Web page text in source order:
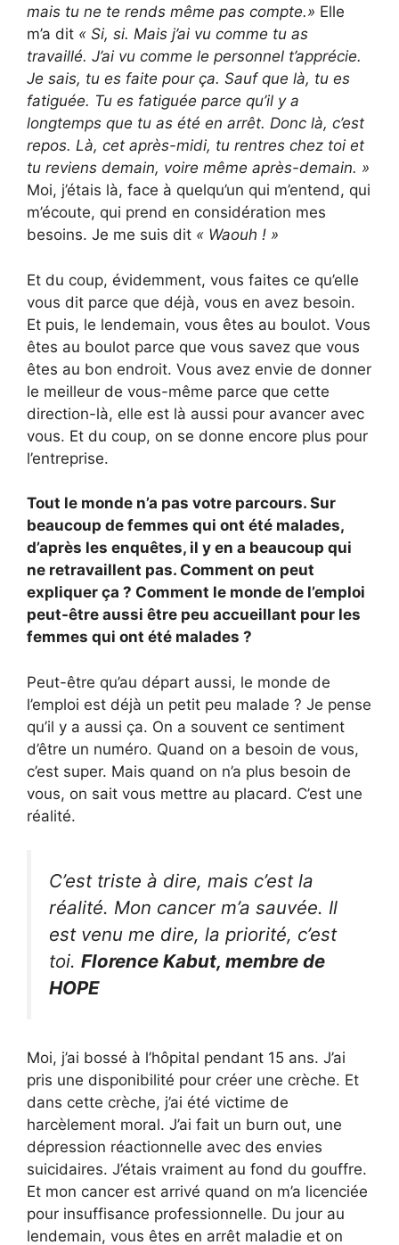
mais tu ne te rends même pas compte.» Elle
m’a dit « Si, si. Mais j’ai vu comme tu as
travaillé. J’ai vu comme le personnel t’apprécie.
Je sais, tu es faite pour ça. Sauf que là, tu es
fatiguée. Tu es fatiguée parce qu’il y a
longtemps que tu as été en arrêt. Donc là, c’est
repos. Là, cet après-midi, tu rentres chez toi et
tu reviens demain, voire même après-demain. »
Moi, j’étais là, face à quelqu’un qui m’entend, qui
m’écoute, qui prend en considération mes
besoins. Je me suis dit « Waouh ! »
Et du coup, évidemment, vous faites ce qu’elle
vous dit parce que déjà, vous en avez besoin.
Et puis, le lendemain, vous êtes au boulot. Vous
êtes au boulot parce que vous savez que vous
êtes au bon endroit. Vous avez envie de donner
le meilleur de vous-même parce que cette
direction-là, elle est là aussi pour avancer avec
vous. Et du coup, on se donne encore plus pour
l’entreprise.
Tout le monde n’a pas votre parcours. Sur
beaucoup de femmes qui ont été malades,
d’après les enquêtes, il y en a beaucoup qui
ne retravaillent pas. Comment on peut
expliquer ça ? Comment le monde de l’emploi
peut-être aussi être peu accueillant pour les
femmes qui ont été malades ?
Peut-être qu’au départ aussi, le monde de
l’emploi est déjà un petit peu malade ? Je pense
qu’il y a aussi ça. On a souvent ce sentiment
d’être un numéro. Quand on a besoin de vous,
c’est super. Mais quand on n’a plus besoin de
vous, on sait vous mettre au placard. C’est une
réalité.
C’est triste à dire, mais c’est la
réalité. Mon cancer m’a sauvée. Il
est venu me dire, la priorité, c’est
toi. Florence Kabut, membre de
HOPE
Moi, j’ai bossé à l’hôpital pendant 15 ans. J’ai
pris une disponibilité pour créer une crèche. Et
dans cette crèche, j’ai été victime de
harcèlement moral. J’ai fait un burn out, une
dépression réactionnelle avec des envies
suicidaires. J’étais vraiment au fond du gouffre.
Et mon cancer est arrivé quand on m’a licenciée
pour insuffisance professionnelle. Du jour au
lendemain, vous êtes en arrêt maladie et on